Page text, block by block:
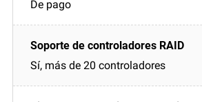
De pago
Sí, más de 20 controladores